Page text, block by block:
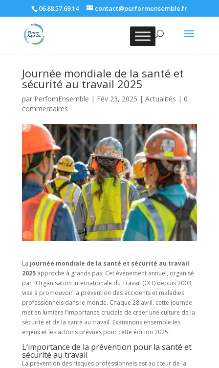
06.88.57.69.14 contact@performensemble.fr
Journée mondiale de la santé et
sécurité au travail 2025
par PerfomEnsemble | Fév 23, 2025 | Actualités | 0
commentaires
La journée mondiale de la santé et sécurité au travail
2025approche à grands pas. Cet événement annuel, organisé
par l’Organisation internationale du Travail (OIT) depuis 2003,
vise à promouvoir la prévention des accidents et maladies
professionnels dans le monde. Chaque 28 avril, cette journée
met en lumière l’importance cruciale de créer une culture de la
sécurité et de la santé au travail. Examinons ensemble les
enjeux et les actions prévues pour cette édition 2025.
L’importance de la prévention pour la santé et
sécurité au travail
La prévention des risques professionnels est au cœur de la